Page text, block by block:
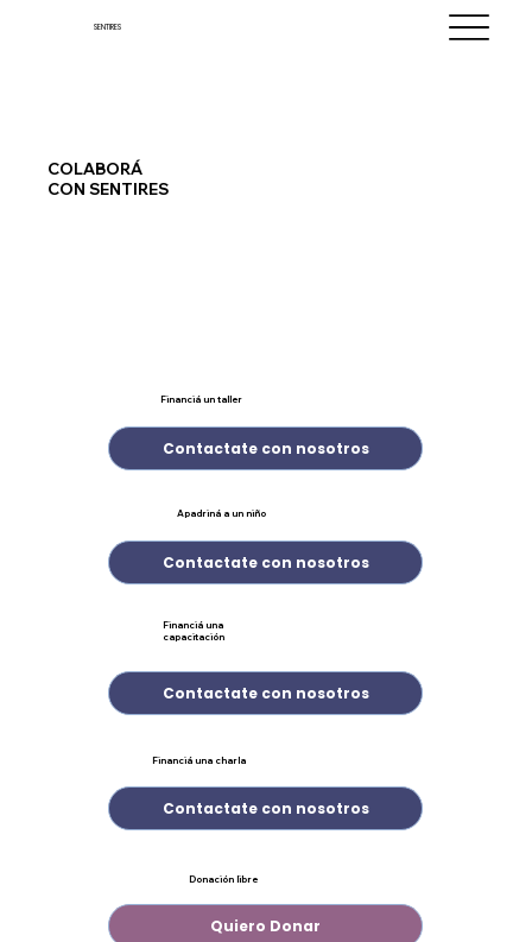
SENTIRES
COLABORÁ
CON SENTIRES
Financiá un taller
Contactate con nosotros
Apadriná a un niño
Contactate con nosotros
Donación libre
Quiero Donar
Financiá una charla
Contactate con nosotros
Financiá una
capacitación
Contactate con nosotros